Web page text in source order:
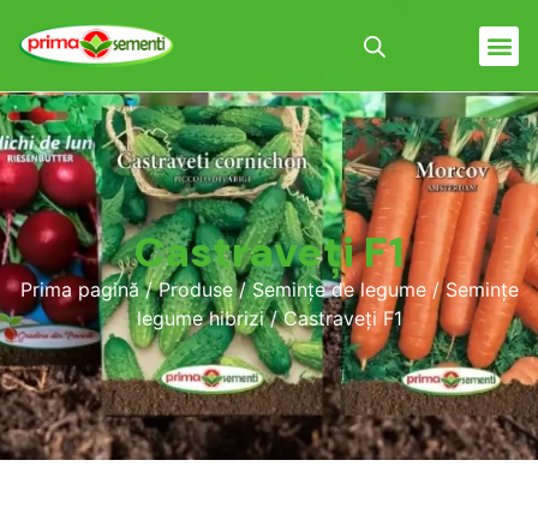
Castraveți F1
Prima pagină/Produse/Semințe de legume/Semințe
legume hibrizi/ Castraveți F1